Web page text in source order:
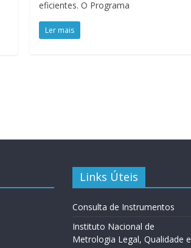
eficientes. O Programa
Ler mais
Links Úteis
Consulta de Instrumentos
Instituto Nacional de
Metrologia Legal, Qualidade e